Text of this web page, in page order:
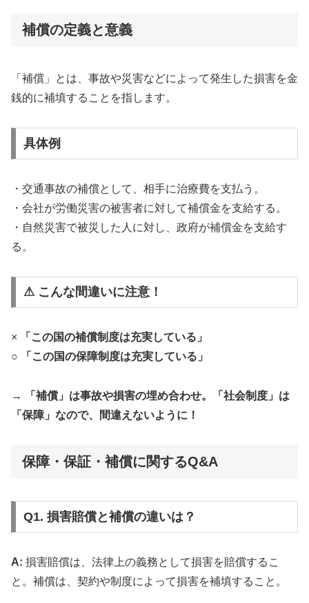
補償の定義と意義
「補償」とは、事故や災害などによって発生した損害を金
銭的に補填することを指します。
具体例
・交通事故の補償として、相手に治療費を支払う。
・会社が労働災害の被害者に対して補償金を支給する。
・自然災害で被災した人に対し、政府が補償金を支給す
る。
⚠ こんな間違いに注意！
×
「この国の補償制度は充実している」
○
「この国の保障制度は充実している」
→
「補償」は事故や損害の埋め合わせ。「社会制度」は
「保障」なので、間違えないように！
保障・保証・補償に関するQ&A
Q1. 損害賠償と補償の違いは？
A: 損害賠償は、法律上の義務として損害を賠償するこ
と。補償は、契約や制度によって損害を補填すること。